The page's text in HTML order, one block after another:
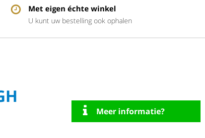
Met eigen échte winkel
U kunt uw bestelling ook ophalen
Meer informatie?